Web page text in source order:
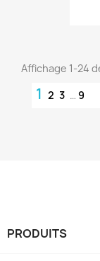
Affichage 1-24
1 2 3 … 9
PRODUITS